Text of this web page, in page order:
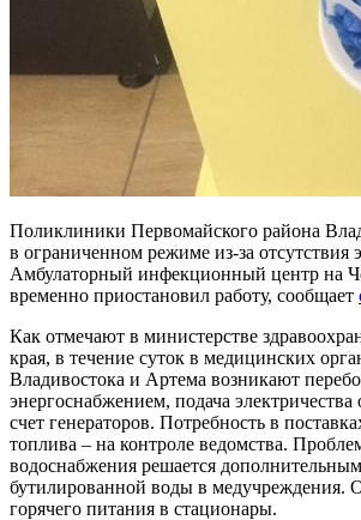
Поликлиники Первомайского района
в ограниченном режиме из-за отсутствия
Амбулаторный инфекционный центр на
временно приостановил работу, сообщает
Как отмечают в министерстве
края, в течение суток в медицинских
Владивостока и Артема возникают
энергоснабжением, подача электричества
счет генераторов. Потребность в
топлива – на контроле ведомства.
водоснабжения решается
бутилированной воды в медучреждения.
горячего питания в стационары.